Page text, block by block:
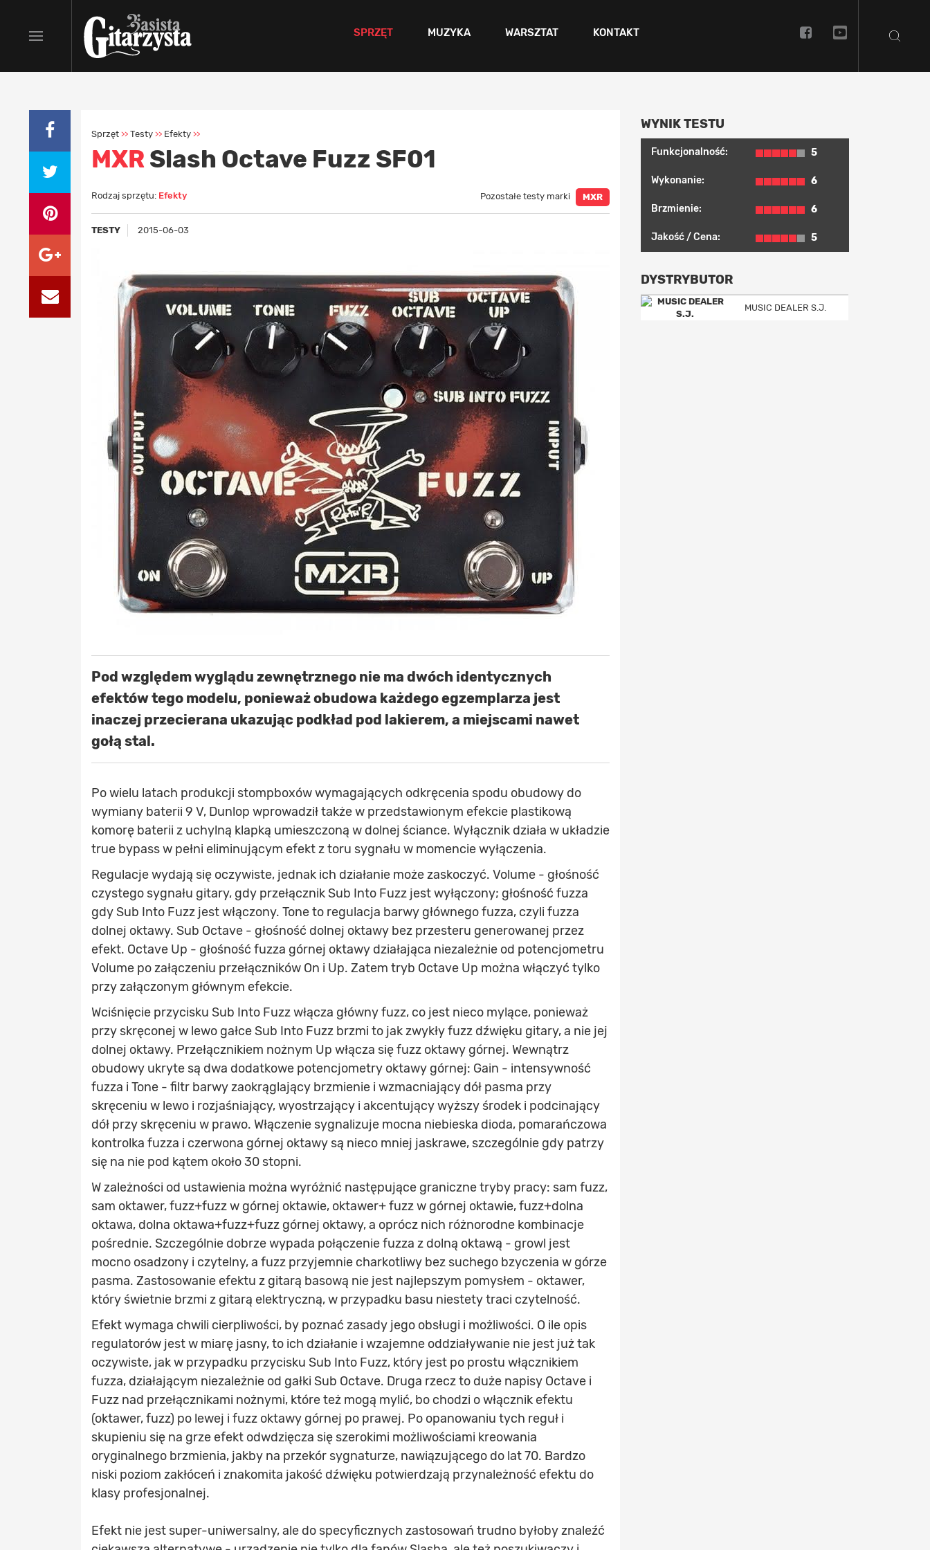
SPRZĘT MUZYKA WARSZTAT KONTAKT
Sprzęt >> Testy >> Efekty >>
MXRSlash Octave Fuzz SF01
Rodzaj sprzętu: Efekty Pozostałe testy marki MXR
TESTY 2015-06-03
Pod względem wyglądu zewnętrznego nie ma dwóch identycznych
efektów tego modelu, ponieważ obudowa każdego egzemplarza jest
inaczej przecierana ukazując podkład pod lakierem, a miejscami nawet
gołą stal.
Po wielu latach produkcji stompboxów wymagających odkręcenia spodu obudowy do
wymiany baterii 9 V, Dunlop wprowadził także w przedstawionym efekcie plastikową
komorę baterii z uchylną klapką umieszczoną w dolnej ściance. Wyłącznik działa w układzie
true bypass w pełni eliminującym efekt z toru sygnału w momencie wyłączenia.
Regulacje wydają się oczywiste, jednak ich działanie może zaskoczyć. Volume - głośność
czystego sygnału gitary, gdy przełącznik Sub Into Fuzz jest wyłączony; głośność fuzza
gdy Sub Into Fuzz jest włączony. Tone to regulacja barwy głównego fuzza, czyli fuzza
dolnej oktawy. Sub Octave - głośność dolnej oktawy bez przesteru generowanej przez
efekt. Octave Up - głośność fuzza górnej oktawy działająca niezależnie od potencjometru
Volume po załączeniu przełączników On i Up. Zatem tryb Octave Up można włączyć tylko
przy załączonym głównym efekcie.
Wciśnięcie przycisku Sub Into Fuzz włącza główny fuzz, co jest nieco mylące, ponieważ
przy skręconej w lewo gałce Sub Into Fuzz brzmi to jak zwykły fuzz dźwięku gitary, a nie jej
dolnej oktawy. Przełącznikiem nożnym Up włącza się fuzz oktawy górnej. Wewnątrz
obudowy ukryte są dwa dodatkowe potencjometry oktawy górnej: Gain - intensywność
fuzza i Tone - filtr barwy zaokrąglający brzmienie i wzmacniający dół pasma przy
skręceniu w lewo i rozjaśniający, wyostrzający i akcentujący wyższy środek i podcinający
dół przy skręceniu w prawo. Włączenie sygnalizuje mocna niebieska dioda, pomarańczowa
kontrolka fuzza i czerwona górnej oktawy są nieco mniej jaskrawe, szczególnie gdy patrzy
się na nie pod kątem około 30 stopni.
W zależności od ustawienia można wyróżnić następujące graniczne tryby pracy: sam fuzz,
sam oktawer, fuzz+fuzz w górnej oktawie, oktawer+ fuzz w górnej oktawie, fuzz+dolna
oktawa, dolna oktawa+fuzz+fuzz górnej oktawy, a oprócz nich różnorodne kombinacje
pośrednie. Szczególnie dobrze wypada połączenie fuzza z dolną oktawą - growl jest
mocno osadzony i czytelny, a fuzz przyjemnie charkotliwy bez suchego bzyczenia w górze
pasma. Zastosowanie efektu z gitarą basową nie jest najlepszym pomysłem - oktawer,
który świetnie brzmi z gitarą elektryczną, w przypadku basu niestety traci czytelność.
Efekt wymaga chwili cierpliwości, by poznać zasady jego obsługi i możliwości. O ile opis
regulatorów jest w miarę jasny, to ich działanie i wzajemne oddziaływanie nie jest już tak
oczywiste, jak w przypadku przycisku Sub Into Fuzz, który jest po prostu włącznikiem
fuzza, działającym niezależnie od gałki Sub Octave. Druga rzecz to duże napisy Octave i
Fuzz nad przełącznikami nożnymi, które też mogą mylić, bo chodzi o włącznik efektu
(oktawer, fuzz) po lewej i fuzz oktawy górnej po prawej. Po opanowaniu tych reguł i
skupieniu się na grze efekt odwdzięcza się szerokimi możliwościami kreowania
oryginalnego brzmienia, jakby na przekór sygnaturze, nawiązującego do lat 70. Bardzo
niski poziom zakłóceń i znakomita jakość dźwięku potwierdzają przynależność efektu do
klasy profesjonalnej.
Efekt nie jest super-uniwersalny, ale do specyficznych zastosowań trudno byłoby znaleźć
WYNIK TESTU
Funkcjonalność: 5
Wykonanie: 6
Brzmienie: 6
Jakość / Cena: 5
DYSTRYBUTOR
MUSIC DEALER S.J.